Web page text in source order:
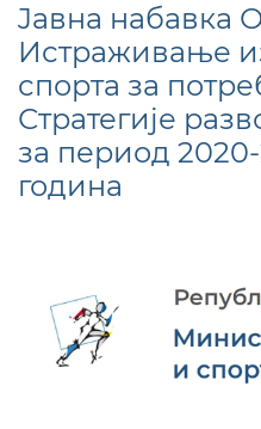
Jавнa набавкa
Истраживање
спорта за
Стратегије
за период
година